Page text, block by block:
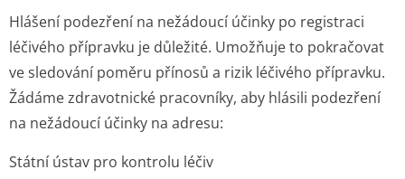
Hlášení podezření na nežádoucí účinky po registraci
léčivého přípravku je důležité. Umožňuje to pokračovat
ve sledování poměru přínosů a rizik léčivého přípravku.
Žádáme zdravotnické pracovníky, aby hlásili podezření
na nežádoucí účinky na adresu:
Státní ústav pro kontrolu léčiv